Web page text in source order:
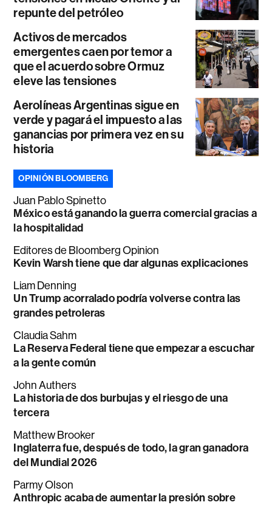
repunte del petróleo
Activos de mercados
emergentes caen por temor a
que el acuerdo sobre Ormuz
eleve las tensiones
Aerolíneas Argentinas sigue en
verde y pagará el impuesto a las
ganancias por primera vez en su
historia
OPINIÓN BLOOMBERG
Juan Pablo Spinetto
México está ganando la guerra comercial gracias a
la hospitalidad
Editores de Bloomberg Opinion
Kevin Warsh tiene que dar algunas explicaciones
Liam Denning
Un Trump acorralado podría volverse contra las
grandes petroleras
Claudia Sahm
La Reserva Federal tiene que empezar a escuchar
a la gente común
John Authers
La historia de dos burbujas y el riesgo de una
tercera
Matthew Brooker
Inglaterra fue, después de todo, la gran ganadora
del Mundial 2026
Parmy Olson
Anthropic acaba de aumentar la presión sobre